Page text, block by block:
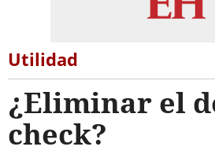
Utilidad
¿Eliminar el
check?